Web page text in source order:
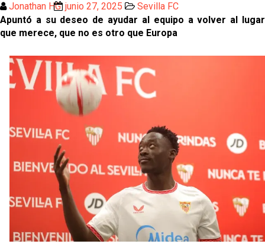
del martes
Odysseas Vlachodimos: “El objetivo es mejorar la
El Sevilla FC empieza a inscribir a los nuevos
fichajes
Opinión | "Carta abierta a Alberto Flores" por Rafa
El Sevilla oficializa el traspaso de Sow
Miguel Sierra: La temporada pasada se vio
reflejado que podemos tirar para delante y
trabajamos con ilusión
Diomande ya es madridista mientras Rodri agita el
mercado
Jonathan HG junio 27, 2025
Sevilla FC
Apuntó a su deseo de ayudar al equipo a volver al lugar
que merece, que no es otro que Europa